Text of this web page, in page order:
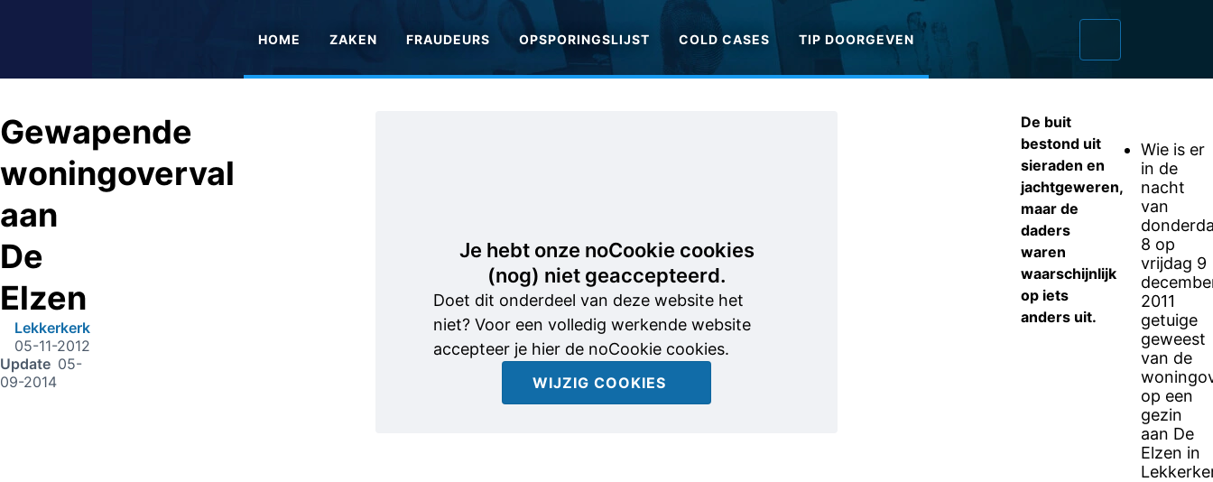
HOME ZAKEN FRAUDEURS OPSPORINGSLIJST COLD CASES TIP DOORGEVEN
Gewapende
woningoverval
aan
De
Elzen
Lekkerkerk
05-11-2012
Update 05-
09-2014
Je hebt onze noCookie cookies
(nog) niet geaccepteerd.
Doet dit onderdeel van deze website het
niet? Voor een volledig werkende website
accepteer je hier de noCookie cookies.
WIJZIG COOKIES
De buit
bestond uit
sieraden en
jachtgeweren,
maar de
daders
waren
waarschijnlijk
op iets
anders uit.
Wie is er
in de
nacht
van
8 op
vrijdag 9
2011
getuige
geweest
van de
op een
gezin
aan De
Elzen in